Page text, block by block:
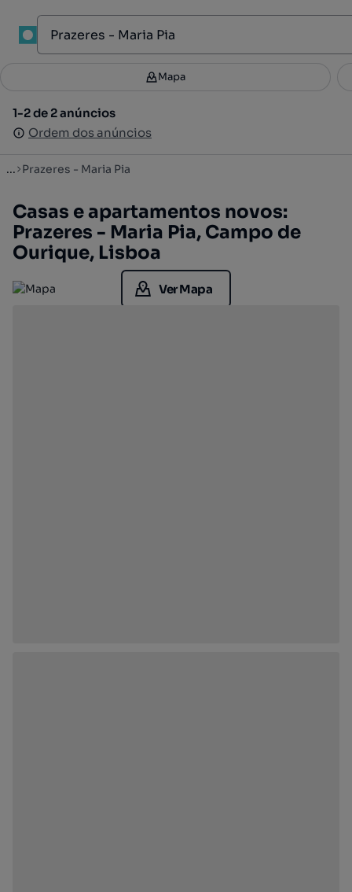
Filtros 2
1-2 de 2 anúncios
Ordem dos anúncios
Mapa
1-2 de 2 anúncios
Ordem dos anúncios
... Prazeres - Maria Pia
Casas e apartamentos novos:
Prazeres - Maria Pia, Campo de
Ourique, Lisboa
Ver Mapa